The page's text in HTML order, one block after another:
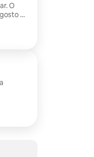
O
–